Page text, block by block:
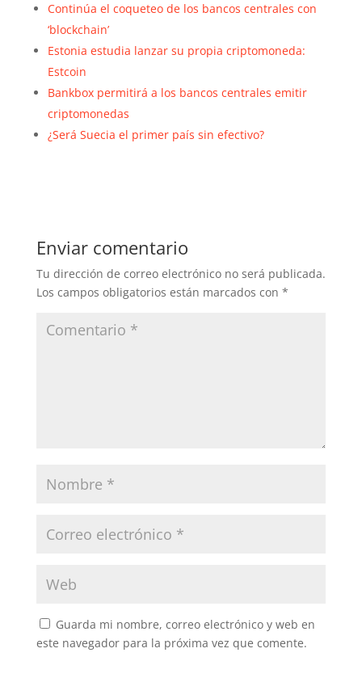
Continúa el coqueteo de los bancos centrales con
‘blockchain’
Estonia estudia lanzar su propia criptomoneda:
Estcoin
Bankbox permitirá a los bancos centrales emitir
criptomonedas
¿Será Suecia el primer país sin efectivo?
Enviar comentario
Tu dirección de correo electrónico no será publicada.
Los campos obligatorios están marcados con *
Guarda mi nombre, correo electrónico y web en
este navegador para la próxima vez que comente.